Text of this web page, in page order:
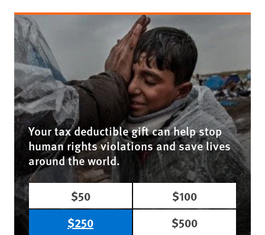
Your tax deductible gift can help stop
human rights violations and save lives
around the world.
$50
$100
$250
$500